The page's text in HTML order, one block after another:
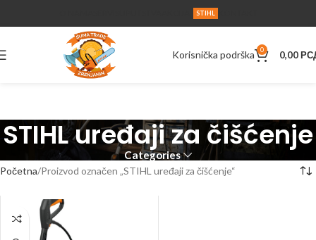
STIHL
Korisnička podrška 0 0,00
STIHL uređaji za čišćenje
Categories
Početna Proizvod označen „STIHL uređaji za čišćenje“